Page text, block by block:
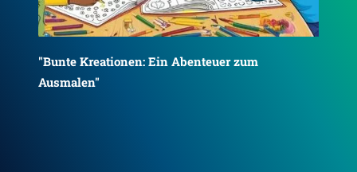
"Die Abenteuerreise der kleinen Franzi"